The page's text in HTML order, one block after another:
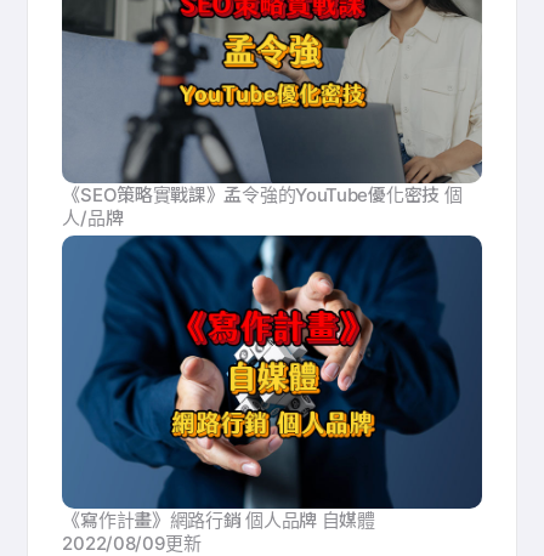
《SEO策略實戰課》孟令強的YouTube優化密技 個
人/品牌
《寫作計畫》網路行銷 個人品牌 自媒體
2022/08/09更新